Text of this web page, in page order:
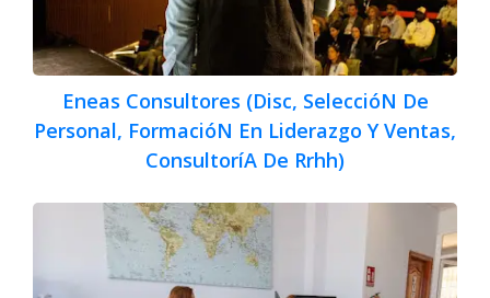
Eneas Consultores (Disc, SeleccióN De
Personal, FormacióN En Liderazgo Y Ventas,
ConsultoríA De Rrhh)